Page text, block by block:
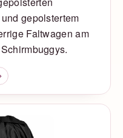
gepolstertem
Faltwagen am